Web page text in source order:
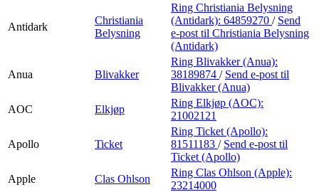
Antidark
Christiania
Belysning
Ring Christiania Belysning
(Antidark): 64859270 / Send
e-post til Christiania Belysning
(Antidark)
Anua Blivakker
Ring Blivakker (Anua):
38189874 / Send e-post til
Blivakker (Anua)
AOC
Elkjøp
Ring Elkjøp (AOC):
21002121
Apollo Ticket
Ring Ticket (Apollo):
81511183 / Send e-post til
Ticket (Apollo)
Apple
Clas Ohlson
Ring Clas Ohlson (Apple):
23214000